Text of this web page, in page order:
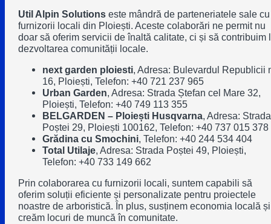
Util Alpin Solutionseste mândră de parteneriatele sale cu
furnizorii locali din Ploiești. Aceste colaborări ne permit nu
doar să oferim servicii de înaltă calitate, ci și să contribuim
dezvoltarea comunității locale.
next garden ploiesti, Adresa: Bulevardul Republicii
16, Ploiești, Telefon: +40 721 237 965
Urban Garden, Adresa: Strada Ștefan cel Mare 32,
Ploiești, Telefon: +40 749 113 355
BELGARDEN – Ploiești Husqvarna, Adresa: Strada
Poștei 29, Ploiești 100162, Telefon: +40 737 015 378
Grădina cu Smochini, Telefon: +40 244 534 404
Total Utilaje, Adresa: Strada Poștei 49, Ploiești,
Telefon: +40 733 149 662
Prin colaborarea cu furnizorii locali, suntem capabili să
oferim soluții eficiente și personalizate pentru proiectele
noastre de arboristică. În plus, susținem economia locală și
creăm locuri de muncă în comunitate.